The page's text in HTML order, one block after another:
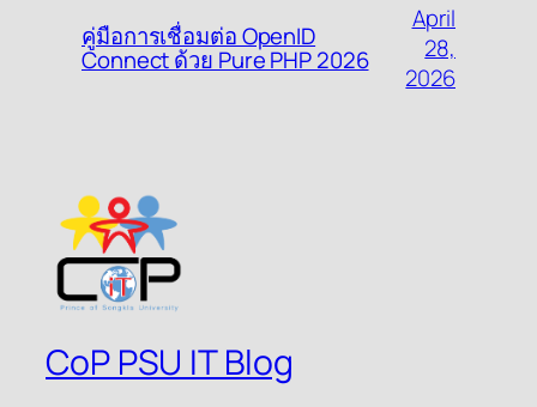
คู่มือการเชื่อมต่อ OpenID
Connect ด้วย Pure PHP 2026
April
28,
2026
CoP PSU IT Blog